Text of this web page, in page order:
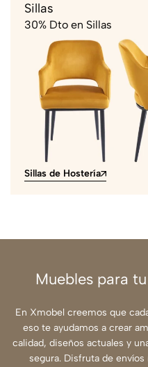
Sillas
30% Dto en Sillas
Sillas de Hostería
Muebles para
En Xmobel creemos que
eso te ayudamos a crear
calidad, diseños actuales y
segura. Disfruta de